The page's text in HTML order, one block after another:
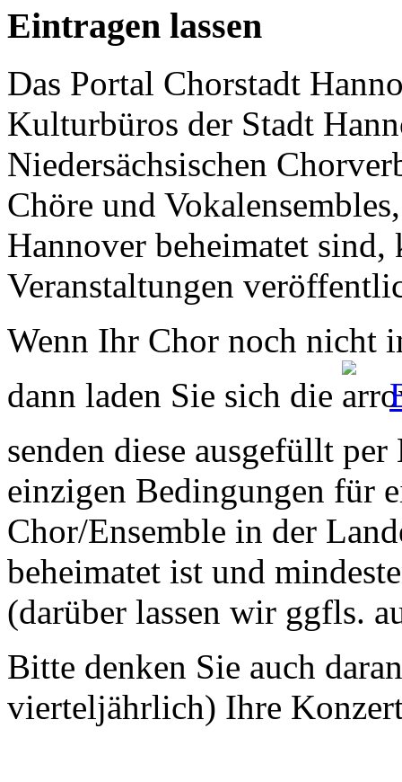
Eintragen lassen
Das Portal Chorstadt
Kulturbüros der Stadt
Niedersächsischen
Chöre und
Hannover beheimatet sind,
Veranstaltungen
Wenn Ihr Chor noch nicht
dann laden Sie sich die
senden diese ausgefüllt
einzigen Bedingungen für
Chor/Ensemble in der
beheimatet ist und
(darüber lassen wir ggfls.
Bitte denken Sie auch
vierteljährlich) Ihre